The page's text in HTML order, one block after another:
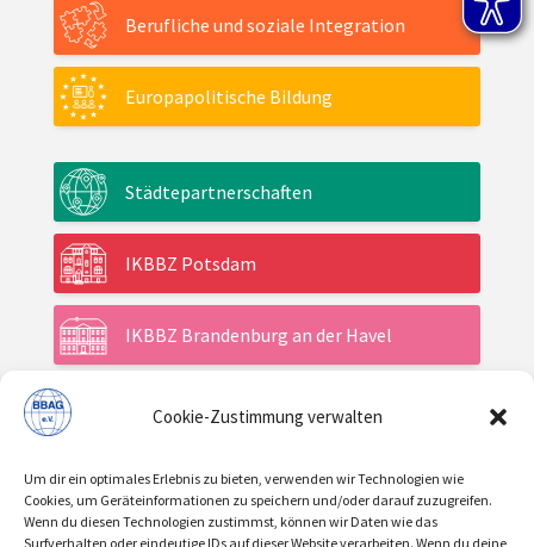
Cookie-Zustimmung verwalten
Um dir ein optimales Erlebnis zu bieten, verwenden wir Technologien wie
Cookies, um Geräteinformationen zu speichern und/oder darauf zuzugreifen.
Wenn du diesen Technologien zustimmst, können wir Daten wie das
Surfverhalten oder eindeutige IDs auf dieser Website verarbeiten. Wenn du deine
Berufliche und soziale Integration
Europapolitische Bildung
Städtepartnerschaften
IKBBZ Potsdam
IKBBZ Brandenburg an der Havel
Veranstaltungen